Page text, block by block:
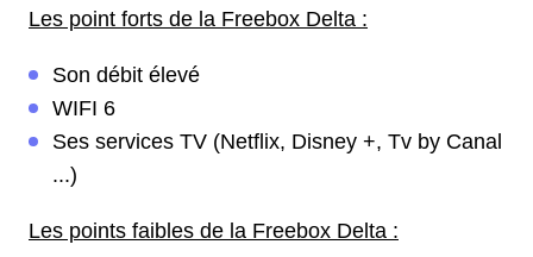
Les point forts de la Freebox Delta :
Son débit élevé
WIFI 6
Ses services TV (Netflix, Disney +, Tv by Canal
...)
Les points faibles de la Freebox Delta :